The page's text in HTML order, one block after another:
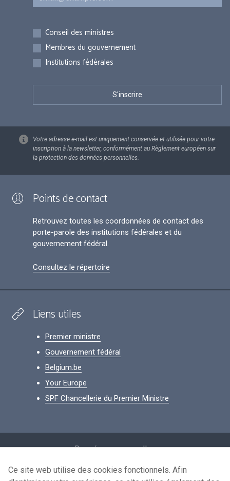
Inscriptions
Conseil des ministres
Membres du gouvernement
Institutions fédérales
Votre adresse e-mail est uniquement conservée et utilisée pour votre
inscription à la newsletter, conformément au Règlement européen sur
la protection des données personnelles.
Points de contact
Retrouvez toutes les coordonnées de contact des
porte-parole des institutions fédérales et du
gouvernement fédéral.
Consultez le répertoire
Liens utiles
Premier ministre
Gouvernement fédéral
Belgium.be
Your Europe
SPF Chancellerie du Premier Ministre
Données personnelles
Conditions de réutilisation
Ce site web utilise des cookies fonctionnels. Afin